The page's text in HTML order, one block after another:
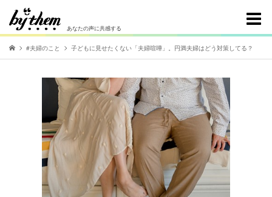
あなたの声に共感する
#夫婦のこと 子どもに見せたくない「夫婦喧嘩」。円満夫婦はどう対策してる？